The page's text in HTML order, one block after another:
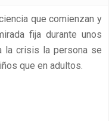
que comienzan y
fija durante unos
la crisis la persona se
que en adultos.